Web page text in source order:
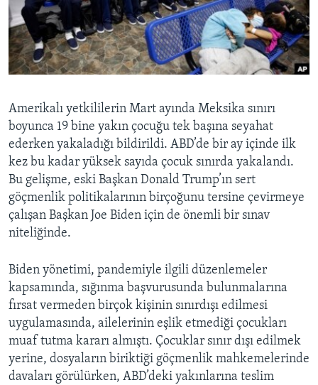
HAYATTAN
SANAT
BIZI TAKIP EDIN
Diller
Amerikalı yetkililerin Mart ayında Meksika sınırı
boyunca 19 bine yakın çocuğu tek başına seyahat
ederken yakaladığı bildirildi. ABD’de bir ay içinde ilk
kez bu kadar yüksek sayıda çocuk sınırda yakalandı.
Bu gelişme, eski Başkan Donald Trump’ın sert
göçmenlik politikalarının birçoğunu tersine çevirmeye
çalışan Başkan Joe Biden için de önemli bir sınav
niteliğinde.
Biden yönetimi, pandemiyle ilgili düzenlemeler
kapsamında, sığınma başvurusunda bulunmalarına
fırsat vermeden birçok kişinin sınırdışı edilmesi
uygulamasında, ailelerinin eşlik etmediği çocukları
muaf tutma kararı almıştı. Çocuklar sınır dışı edilmek
yerine, dosyaların biriktiği göçmenlik mahkemelerinde
davaları görülürken, ABD’deki yakınlarına teslim